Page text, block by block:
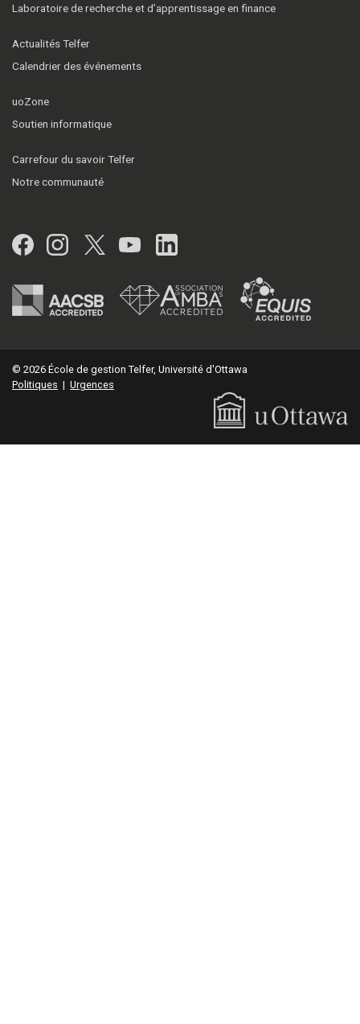
Laboratoire de recherche et d’apprentissage en finance
Actualités Telfer
Calendrier des événements
uoZone
Soutien informatique
Carrefour du savoir Telfer
Notre communauté
Facebook
Instagram
Twitter
YouTubeLinkedIn
© 2026 École de gestion Telfer, Université d'Ottawa
Politiques | Urgences